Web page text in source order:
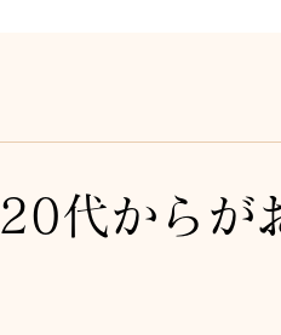
代からが